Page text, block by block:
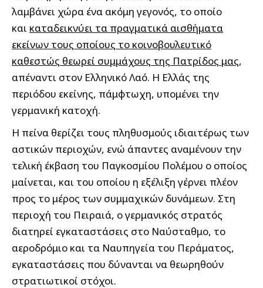
λαμβάνει χώρα ένα ακόμη γεγονός, το οποίο
και καταδεικνύει τα πραγματικά αισθήματα
εκείνων τους οποίους το κοινοβουλευτικό
καθεστώς θεωρεί συμμάχους της Πατρίδος μας,
απέναντι στον Ελληνικό Λαό. Η Ελλάς της
περιόδου εκείνης, πάμφτωχη, υπομένει την
γερμανική κατοχή.
Η πείνα θερίζει τους πληθυσμούς ιδιαιτέρως των
αστικών περιοχών, ενώ άπαντες αναμένουν την
τελική έκβαση του Παγκοσμίου Πολέμου ο οποίος
μαίνεται, και του οποίου η εξέλιξη γέρνει πλέον
προς το μέρος των συμμαχικών δυνάμεων. Στη
περιοχή του Πειραιά, ο γερμανικός στρατός
διατηρεί εγκαταστάσεις στο Ναύσταθμο, το
αεροδρόμιο και τα Ναυπηγεία του Περάματος,
εγκαταστάσεις που δύνανται να θεωρηθούν
στρατιωτικοί στόχοι.